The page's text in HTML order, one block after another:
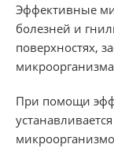
Эффективные
болезней и
поверхностях,
При помощи